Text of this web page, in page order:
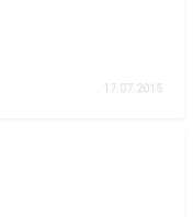
17.07.2015